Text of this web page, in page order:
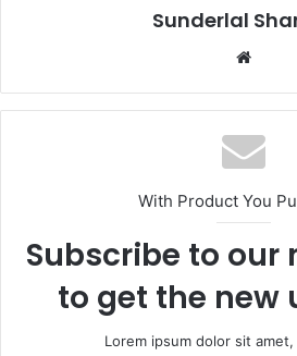
Sunderlal
With Product You
Subscribe to
to get the new
Lorem ipsum dolor sit